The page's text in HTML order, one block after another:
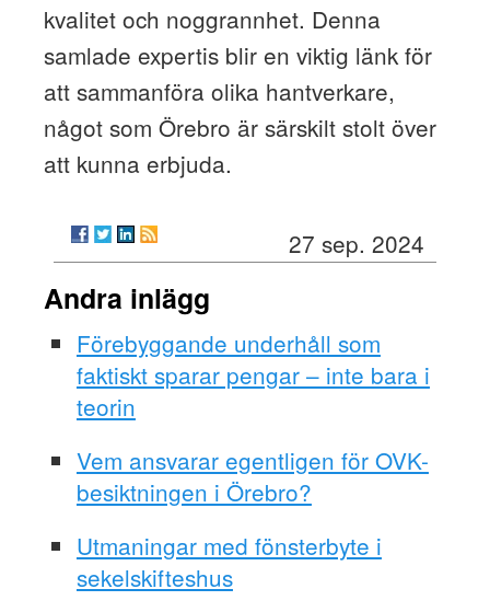
kvalitet och noggrannhet. Denna
samlade expertis blir en viktig länk för
att sammanföra olika hantverkare,
något som Örebro är särskilt stolt över
att kunna erbjuda.
27 sep. 2024
Andra inlägg
Förebyggande underhåll som
faktiskt sparar pengar – inte bara i
teorin
Vem ansvarar egentligen för OVK-
besiktningen i Örebro?
Utmaningar med fönsterbyte i
sekelskifteshus